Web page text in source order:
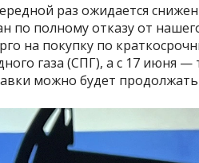
раз ожидается
по полному отказу от
на покупку по
газа (СПГ), а с 17 июня —
можно будет продолжать